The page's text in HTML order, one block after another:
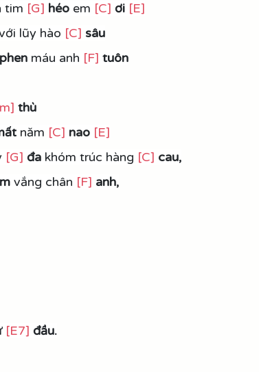
tim [G] héo em [C] ơi [E]
lũy hào [C] sâu
phen máu anh [F] tuôn
thù
năm [C] nao [E]
[G] đa khóm trúc hàng [C] cau,
vắng chân [F] anh,
[E7] đầu.